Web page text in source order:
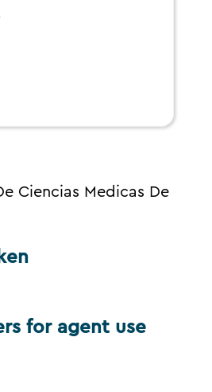
Ciencias Medicas De
for agent use